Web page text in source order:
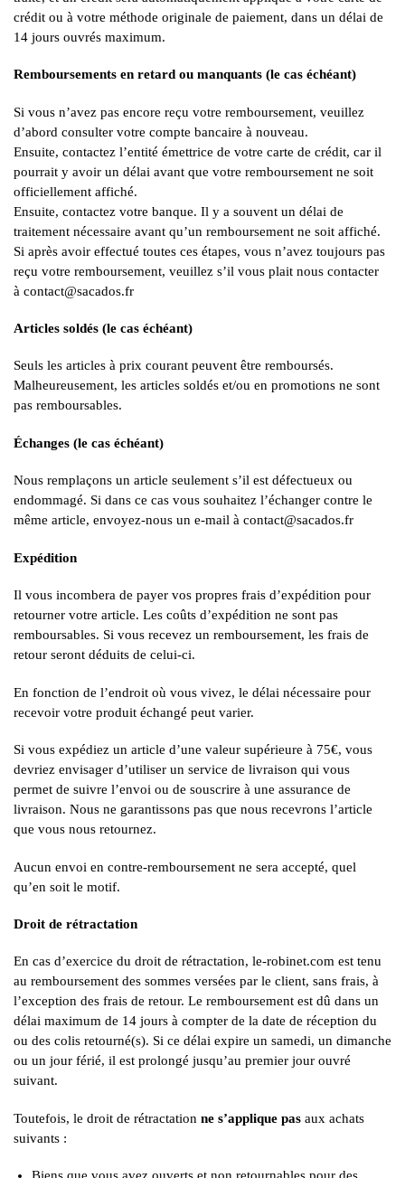
crédit ou à votre méthode originale de paiement, dans un délai de
14 jours ouvrés maximum.
Remboursements en retard ou manquants (le cas échéant)
Si vous n’avez pas encore reçu votre remboursement, veuillez
d’abord consulter votre compte bancaire à nouveau.
Ensuite, contactez l’entité émettrice de votre carte de crédit, car il
pourrait y avoir un délai avant que votre remboursement ne soit
officiellement affiché.
Ensuite, contactez votre banque. Il y a souvent un délai de
traitement nécessaire avant qu’un remboursement ne soit affiché.
Si après avoir effectué toutes ces étapes, vous n’avez toujours pas
reçu votre remboursement, veuillez s’il vous plait nous contacter
à contact@sacados.fr
Articles soldés (le cas échéant)
Seuls les articles à prix courant peuvent être remboursés.
Malheureusement, les articles soldés et/ou en promotions ne sont
pas remboursables.
Échanges (le cas échéant)
Nous remplaçons un article seulement s’il est défectueux ou
endommagé. Si dans ce cas vous souhaitez l’échanger contre le
même article, envoyez-nous un e-mail à contact@sacados.fr
Expédition
Il vous incombera de payer vos propres frais d’expédition pour
retourner votre article. Les coûts d’expédition ne sont pas
remboursables. Si vous recevez un remboursement, les frais de
retour seront déduits de celui-ci.
En fonction de l’endroit où vous vivez, le délai nécessaire pour
recevoir votre produit échangé peut varier.
Si vous expédiez un article d’une valeur supérieure à 75€, vous
devriez envisager d’utiliser un service de livraison qui vous
permet de suivre l’envoi ou de souscrire à une assurance de
livraison. Nous ne garantissons pas que nous recevrons l’article
que vous nous retournez.
Aucun envoi en contre-remboursement ne sera accepté, quel
qu’en soit le motif.
Droit de rétractation
En cas d’exercice du droit de rétractation, le-robinet.com est tenu
au remboursement des sommes versées par le client, sans frais, à
l’exception des frais de retour. Le remboursement est dû dans un
délai maximum de 14 jours à compter de la date de réception du
ou des colis retourné(s). Si ce délai expire un samedi, un dimanche
ou un jour férié, il est prolongé jusqu’au premier jour ouvré
suivant.
Toutefois, le droit de rétractation ne s’applique pas aux achats
suivants :